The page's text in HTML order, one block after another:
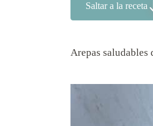
Saltar a la receta
Arepas saludables